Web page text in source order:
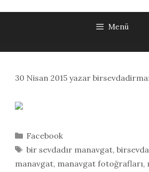
Menü
30 Nisan 2015 yazar
Kategoriler
Facebook
Etiketler
bir sevdadır manavgat,
manavgat, manavgat fotoğrafları,